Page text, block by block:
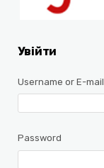
Увійти
Username or E-mail
Password